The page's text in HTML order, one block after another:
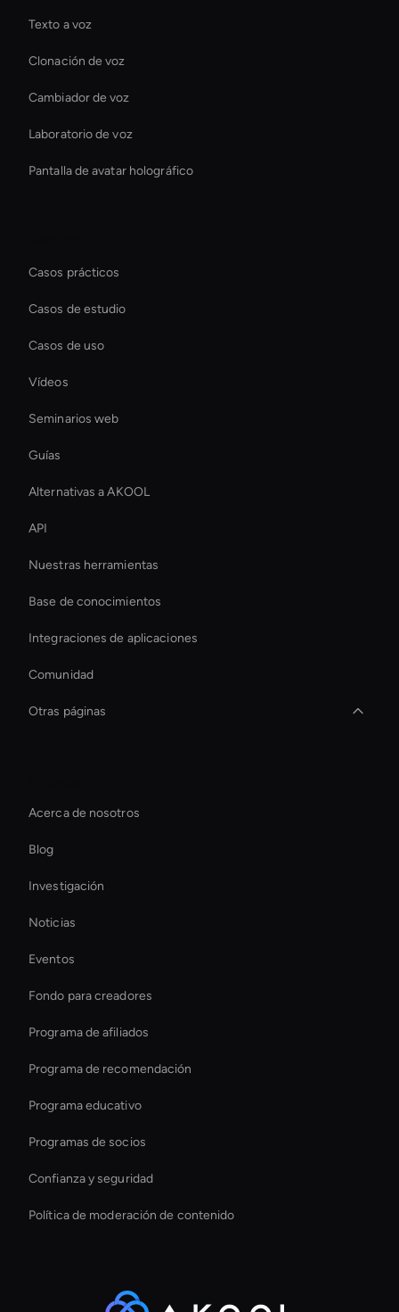
Texto a voz
Clonación de voz
Cambiador de voz
Laboratorio de voz
Pantalla de avatar holográfico
Casos prácticos
Casos de estudio
Casos de uso
Vídeos
Seminarios web
Guías
Alternativas a AKOOL
API
Nuestras herramientas
Base de conocimientos
Integraciones de aplicaciones
Comunidad
Otras páginas
Live Ai Avatar
Editor de vídeo corporativo con IA
Herramienta de transcripción de vídeos con IA
Demostración de AI Video Maker
Herramienta de mejora de vídeo con IA
Ai Avatar For Business
Acerca de nosotros
Blog
Investigación
Noticias
Eventos
Fondo para creadores
Programa de afiliados
Programa de recomendación
Programa educativo
Programas de socios
Confianza y seguridad
Política de moderación de contenido